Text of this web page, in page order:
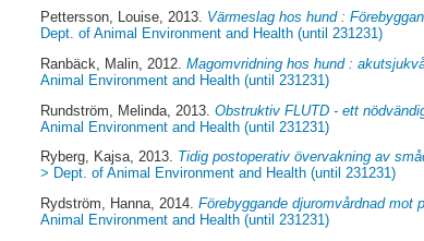
Pettersson, Louise, 2013. Värmeslag hos hund :
Dept. of Animal Environment and Health (until 231231)
Ranbäck, Malin , 2012.Magomvridning hos hund :
Animal Environment and Health (until 231231)
Rundström, Melinda , 2013.Obstruktiv FLUTD - ett
Animal Environment and Health (until 231231)
Ryberg, Kajsa, 2013. Tidig postoperativ övervakning av
> Dept. of Animal Environment and Health (until 231231)
Rydström, Hanna, 2014.Förebyggande djuromvårdnad mot
Animal Environment and Health (until 231231)